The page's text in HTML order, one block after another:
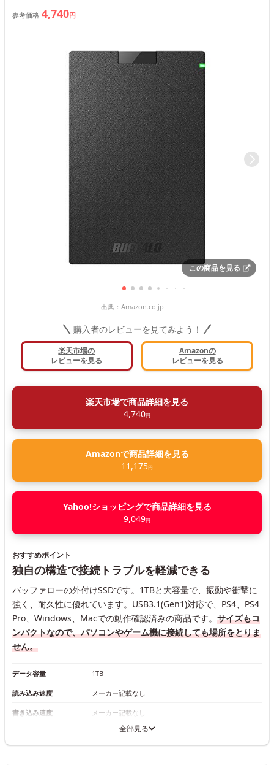
参考価格 4,740円
この商品を見る
出典： Amazon.co.jp
購入者のレビューを見てみよう！
楽天市場の
レビューを見る
Amazonの
レビューを見る
楽天市場で商品詳細を見る
4,740円
Amazonで商品詳細を見る
11,175円
Yahoo!ショッピングで商品詳細を見る
9,049円
おすすめポイント
独自の構造で接続トラブルを軽減できる
バッファローの外付けSSDです。1TBと大容量で、振動や衝撃に
強く、耐久性に優れています。USB3.1(Gen1)対応で、PS4、PS4
Pro、Windows、Macでの動作確認済みの商品です。 サイズもコ
ンパクトなので、パソコンやゲーム機に接続しても場所をとりま
せん。
データ容量 1TB
読み込み速度 メーカー記載なし
書き込み速度 メーカー記載なし
全部見る